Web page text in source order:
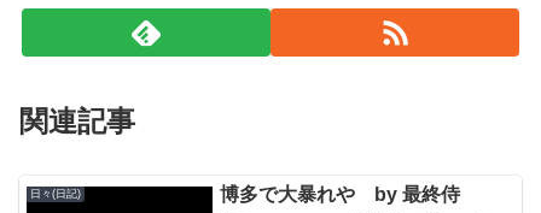
関連記事
日々(日記) 博多で大暴れや by 最終侍